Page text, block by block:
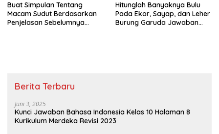
Buat Simpulan Tentang
Macam Sudut Berdasarkan
Penjelasan Sebelumnya
Hitunglah Banyaknya Bulu
Pada Ekor, Sayap, dan Leher
Burung Garuda Jawaban
Berita Terbaru
Juni 3, 2025
Kunci Jawaban Bahasa Indonesia Kelas 10 Halaman 8
Kurikulum Merdeka Revisi 2023